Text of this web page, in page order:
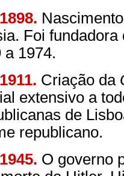
Foi
a 1974.
Criação da
extensivo a
de
republicano.
O governo